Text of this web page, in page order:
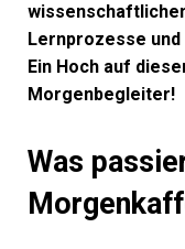
Lernprozesse
Ein Hoch auf
Morgenbegleiter!
Was